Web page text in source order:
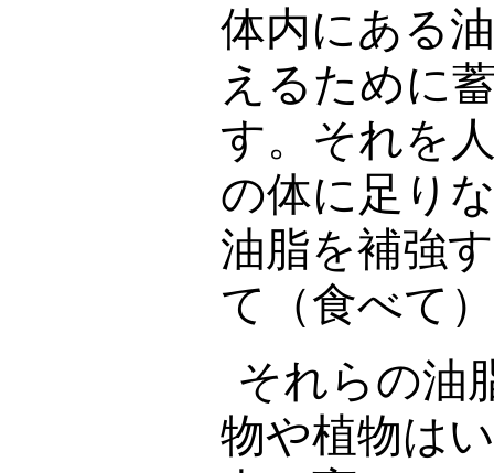
体内にある
えるために
す。それを
の体に足り
油脂を補強
て（食べて
それらの油
物や植物は